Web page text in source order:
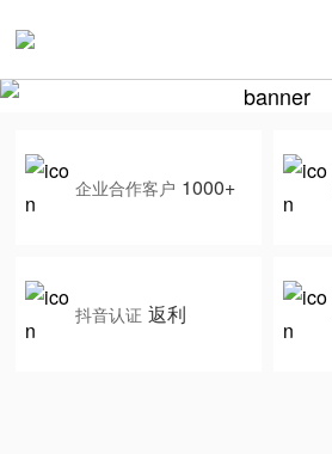
企业合作客户 1000+
抖音认证 返利